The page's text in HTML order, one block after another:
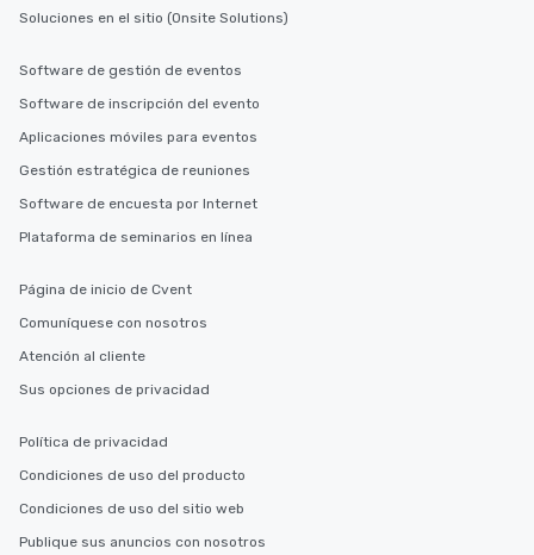
Smacking Foodie Tours offers a way
experienced, and all are sure to
are special, from the first stop to the
last. It’s an experience that attendees
will reminisce about long after they
One of the best reasons to book is the
convenient and efficient way the
restaurants are within an easy
walking distance of each other. The
members a chance to engage in prime
networking opportunities before
itinerary. You Get a Dinner and a Show
knowledgeable, professional guide
who leads the group on a walking tour,
Soluciones en el sitio (Onsite Solutions)
Software de gestión de eventos
Software de inscripción del evento
Aplicaciones móviles para eventos
Gestión estratégica de reuniones
Software de encuesta por Internet
Plataforma de seminarios en línea
Página de inicio de Cvent
Comuníquese con nosotros
Atención al cliente
Sus opciones de privacidad
Política de privacidad
Condiciones de uso del producto
Condiciones de uso del sitio web
Publique sus anuncios con nosotros